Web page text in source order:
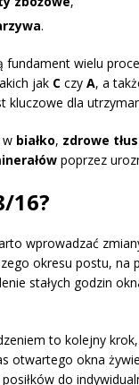
.
fundament wielu
jak C czy A, a
kluczowe dla
białko, zdrowe
poprzez
16?
wprowadzać
okresu postu, na
stałych godzin
to kolejny
otwartego okna
do